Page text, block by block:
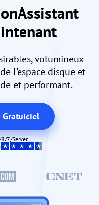
volumineux
l'espace disque et
et performant.
Gratuiciel
7/Server